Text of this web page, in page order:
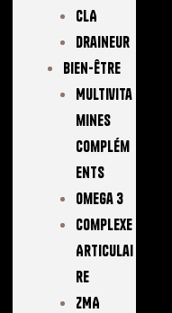
CLA
Draineur
Bien-Être
Multivita
Mines
Complém
Ents
Omega 3
Complexe
Articulai
Re
ZMA